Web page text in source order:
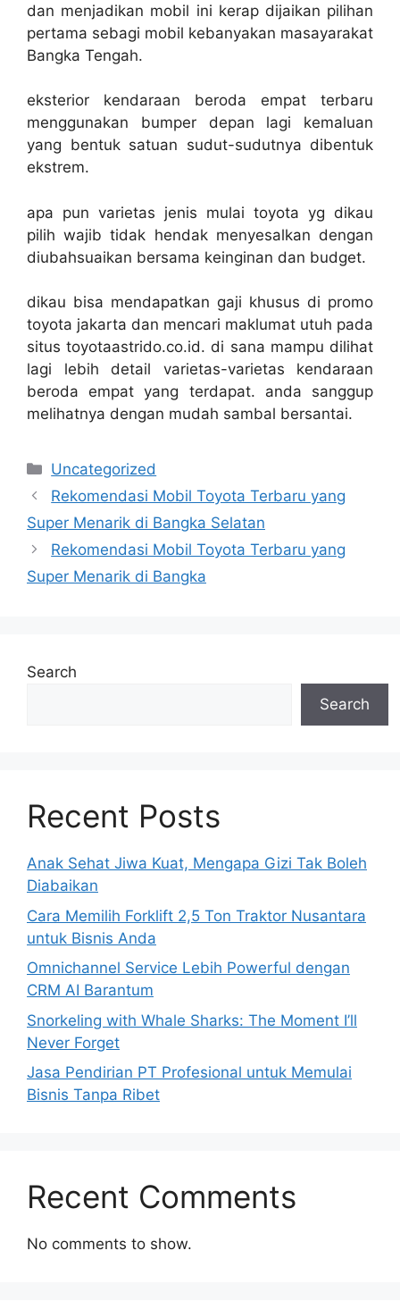
dan menjadikan mobil ini kerap dijaikan pilihan
pertama sebagi mobil kebanyakan masayarakat
Bangka Tengah.
eksterior kendaraan beroda empat terbaru
menggunakan bumper depan lagi kemaluan
yang bentuk satuan sudut-sudutnya dibentuk
ekstrem.
apa pun varietas jenis mulai toyota yg dikau
pilih wajib tidak hendak menyesalkan dengan
diubahsuaikan bersama keinginan dan budget.
dikau bisa mendapatkan gaji khusus di promo
toyota jakarta dan mencari maklumat utuh pada
situs toyotaastrido.co.id. di sana mampu dilihat
lagi lebih detail varietas-varietas kendaraan
beroda empat yang terdapat. anda sanggup
melihatnya dengan mudah sambal bersantai.
Categories
Uncategorized
Rekomendasi Mobil Toyota Terbaru yang
Super Menarik di Bangka Selatan
Rekomendasi Mobil Toyota Terbaru yang
Super Menarik di Bangka
Search
Search
Recent Posts
Anak Sehat Jiwa Kuat, Mengapa Gizi Tak Boleh
Diabaikan
Cara Memilih Forklift 2,5 Ton Traktor Nusantara
untuk Bisnis Anda
Omnichannel Service Lebih Powerful dengan
CRM AI Barantum
Snorkeling with Whale Sharks: The Moment I’ll
Never Forget
Jasa Pendirian PT Profesional untuk Memulai
Bisnis Tanpa Ribet
Recent Comments
No comments to show.